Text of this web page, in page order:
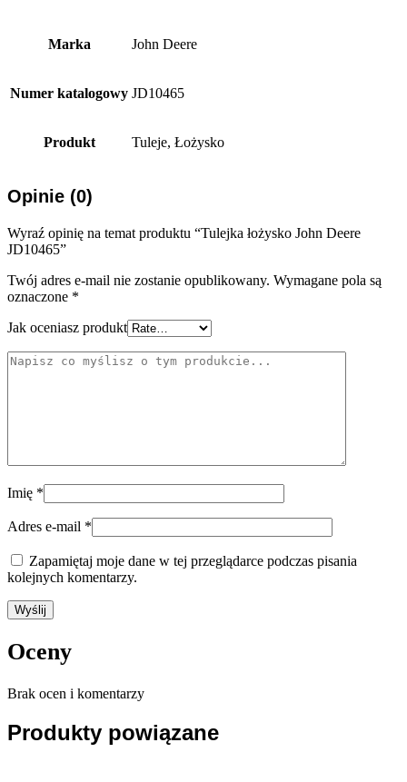
Marka John Deere
Numer katalogowy JD10465
Produkt Tuleje, Łożysko
Opinie (0)
Wyraź opinię na temat produktu “Tulejka łożysko John Deere
JD10465”
Twój adres e-mail nie zostanie opublikowany. Wymagane pola są
oznaczone *
Jak oceniasz produkt
Imię *
Adres e-mail *
Zapamiętaj moje dane w tej przeglądarce podczas pisania
kolejnych komentarzy.
Oceny
Brak ocen i komentarzy
Produkty powiązane